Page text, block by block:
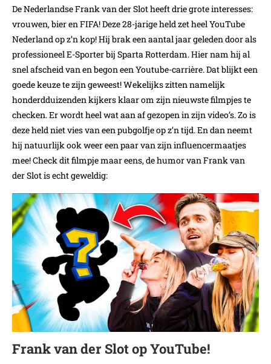
De Nederlandse Frank van der Slot heeft drie grote interesses:
vrouwen, bier en FIFA! Deze 28-jarige held zet heel YouTube
Nederland op z’n kop! Hij brak een aantal jaar geleden door als
professioneel E-Sporter bij Sparta Rotterdam. Hier nam hij al
snel afscheid van en begon een Youtube-carrière. Dat blijkt een
goede keuze te zijn geweest! Wekelijks zitten namelijk
honderdduizenden kijkers klaar om zijn nieuwste filmpjes te
checken. Er wordt heel wat aan af gezopen in zijn video’s. Zo is
deze held niet vies van een pubgolfje op z’n tijd. En dan neemt
hij natuurlijk ook weer een paar van zijn influencermaatjes
mee! Check dit filmpje maar eens, de humor van Frank van
der Slot is echt geweldig:
Frank van der Slot op YouTube!